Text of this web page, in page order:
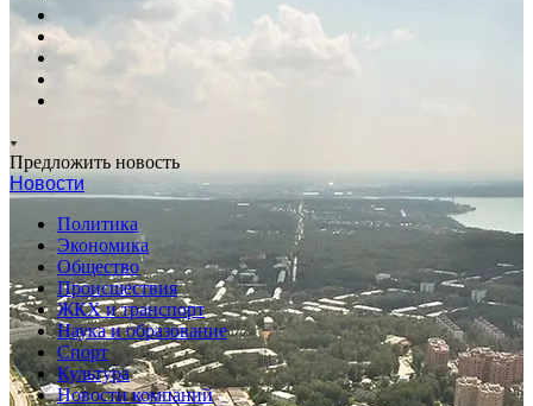
Предложить новость
Новости
Политика
Экономика
Общество
Происшествия
ЖКХ и транспорт
Наука и образование
Спорт
Культура
Новости компаний